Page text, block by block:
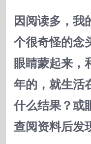
因阅读多，我
个很奇怪的念
眼睛蒙起来，
年的，就生活
什么结果？或
查阅资料后发